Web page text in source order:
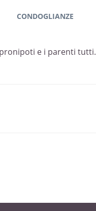
CONDOGLIANZE
e i parenti tutti.